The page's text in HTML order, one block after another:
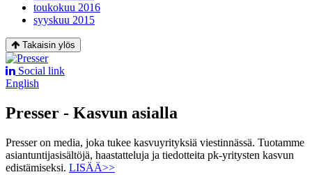
toukokuu 2016
syyskuu 2015
Takaisin ylös
Social link
English
Presser - Kasvun asialla
Presser on media, joka tukee kasvuyrityksiä viestinnässä. Tuotamme
asiantuntijasisältöjä, haastatteluja ja tiedotteita pk-yritysten kasvun
edistämiseksi. LISÄÄ>>